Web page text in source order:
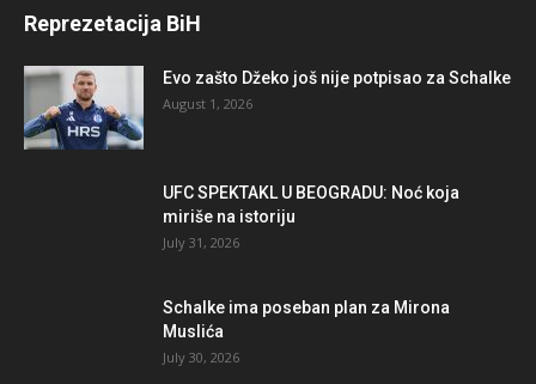
Reprezetacija BiH
Evo zašto Džeko još nije potpisao za Schalke
August 1, 2026
UFC SPEKTAKL U BEOGRADU: Noć koja
miriše na istoriju
July 31, 2026
Schalke ima poseban plan za Mirona
Muslića
July 30, 2026